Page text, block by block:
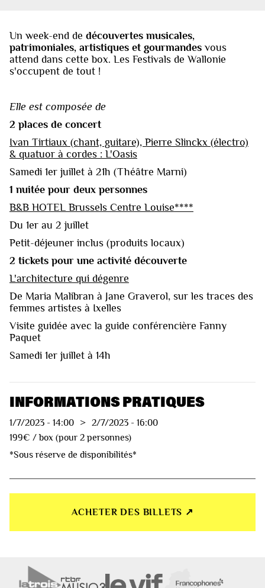
Un week-end de découvertes musicales,
patrimoniales, artistiques et gourmandes vous
attend dans cette box. Les Festivals de Wallonie
s'occupent de tout !
Elle est composée de
2 places de concert
Ivan Tirtiaux (chant, guitare), Pierre Slinckx (électro)
& quatuor à cordes : L'Oasis
Samedi 1er juillet à 21h (Théâtre Marni)
1 nuitée pour deux personnes
B&B HOTEL Brussels Centre Louise****
Du 1er au 2 juillet
Petit-déjeuner inclus (produits locaux)
2 tickets pour une activité découverte
L'architecture qui dégenre
De Maria Malibran à Jane Graverol, sur les traces des
femmes artistes à Ixelles
Visite guidée avec la guide conférencière Fanny
Paquet
Samedi 1er juillet à 14h
INFORMATIONS PRATIQUES
1/7/2023 - 14:00 > 2/7/2023 - 16:00
199€ / box (pour 2 personnes)
*Sous réserve de disponibilités*
ACHETER DES BILLETS ↗︎